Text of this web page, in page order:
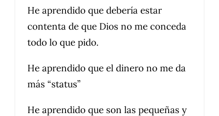
He aprendido que debería estar
contenta de que Dios no me conceda
todo lo que pido.
He aprendido que el dinero no me da
más “status”
He aprendido que son las pequeñas y